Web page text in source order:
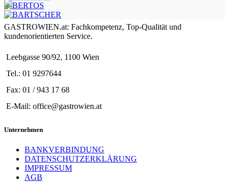
GASTROWIEN.at: Fachkompetenz, Top-Qualität und
kundenorientierten Service.
Leebgasse 90/92, 1100 Wien
Tel.: 01 9297644
Fax: 01 / 943 17 68
E-Mail: office@gastrowien.at
Unternehmen
BANKVERBINDUNG
DATENSCHUTZERKLÄRUNG
IMPRESSUM
AGB